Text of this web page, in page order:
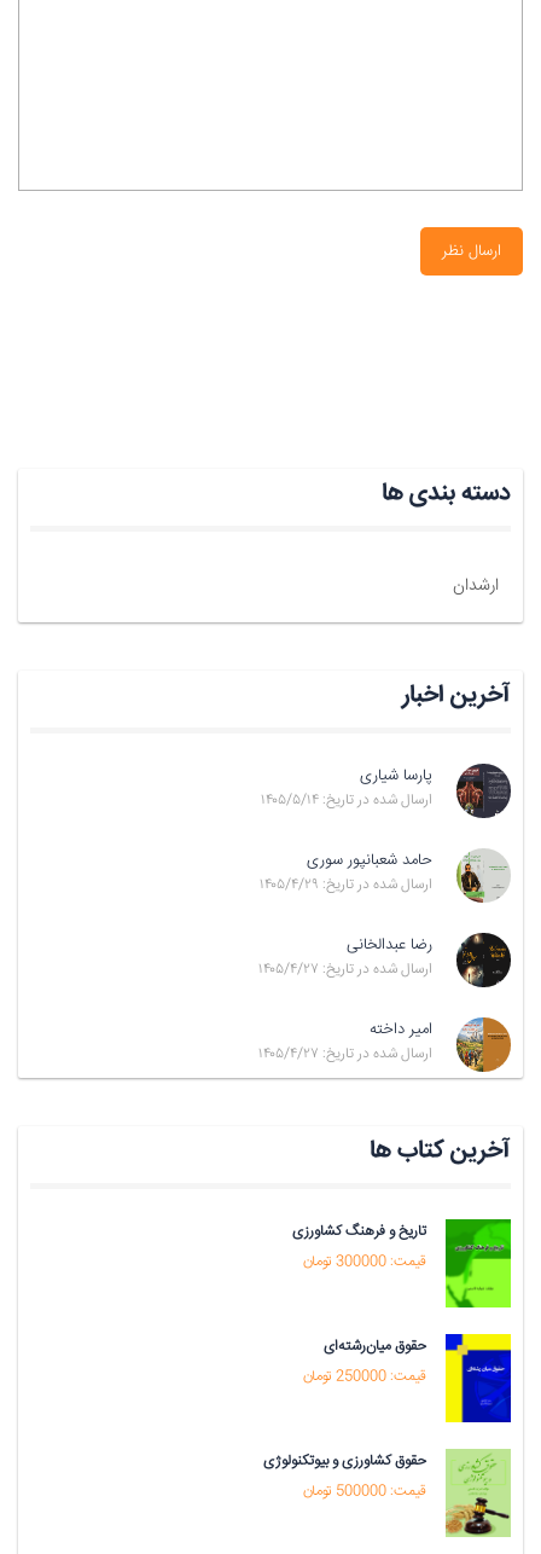
ارسال نظر
دسته بندی ها
ارشدان
آخرین اخبار
پارسا شیاری
ارسال شده در تاریخ: ۱۴۰۵/۵/۱۴
حامد شعبانپور سوری
ارسال شده در تاریخ: ۱۴۰۵/۴/۲۹
رضا عبدالخانی
ارسال شده در تاریخ: ۱۴۰۵/۴/۲۷
امیر داخته
ارسال شده در تاریخ: ۱۴۰۵/۴/۲۷
آخرین کتاب ها
تاریخ و فرهنگ کشاورزی
قیمت: 300000 تومان
حقوق میان‌رشته‌ای
قیمت: 250000 تومان
حقوق کشاورزی و بیوتکنولوژی
قیمت: 500000 تومان